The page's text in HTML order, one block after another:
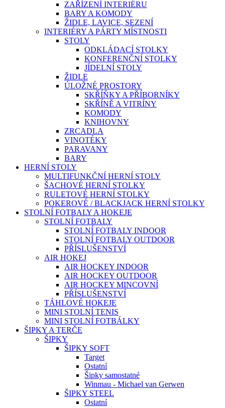
ZAŘÍZENÍ INTERIÉRU
BARY A KOMODY
ŽIDLE, LAVICE, SEZENÍ
INTERIÉRY A PÁRTY MÍSTNOSTI
STOLY
ODKLÁDACÍ STOLKY
KONFERENČNÍ STOLKY
JÍDELNÍ STOLY
ŽIDLE
ÚLOŽNÉ PROSTORY
SKŘÍŇKY A PŘÍBORNÍKY
SKŘÍNĚ A VITRÍNY
KOMODY
KNIHOVNY
ZRCADLA
VINOTÉKY
PARAVANY
BARY
HERNÍ STOLY
MULTIFUNKČNÍ HERNÍ STOLY
ŠACHOVÉ HERNÍ STOLKY
RULETOVÉ HERNÍ STOLKY
POKEROVÉ / BLACKJACK HERNÍ STOLKY
STOLNÍ FOTBALY A HOKEJE
STOLNÍ FOTBALY
STOLNÍ FOTBALY INDOOR
STOLNÍ FOTBALY OUTDOOR
PŘÍSLUŠENSTVÍ
AIR HOKEJ
AIR HOCKEY INDOOR
AIR HOCKEY OUTDOOR
AIR HOCKEY MINCOVNÍ
PŘÍSLUŠENSTVÍ
TÁHLOVÉ HOKEJE
MINI STOLNÍ TENIS
MINI STOLNÍ FOTBÁLKY
ŠIPKY A TERČE
ŠIPKY
ŠIPKY SOFT
Target
Ostatní
Šipky samostatné
Winmau - Michael van Gerwen
ŠIPKY STEEL
Ostatní